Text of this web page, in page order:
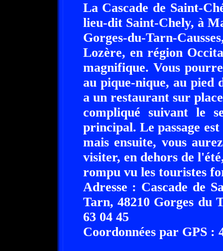
La Cascade de Saint-
lieu-dit Saint-Chely, à
Gorges-du-Tarn-
Lozère, en région
magnifique. Vous
au pique-nique, au pied
a un restaurant sur
compliqué suivant le
principal. Le passage
mais ensuite, vous
visiter, en dehors de
rompu vu les touristes
Adresse : Cascade de
Tarn, 48210 Gorges du
63 04 45
Coordonnées par GPS :